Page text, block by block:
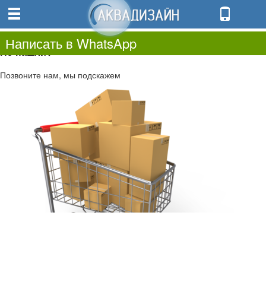
0.00
0
Не нашли?
Позвоните нам, мы подскажем
Написать в WhatsApp